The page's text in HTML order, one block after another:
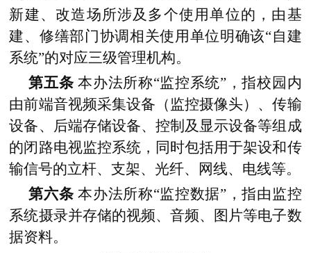
新建、改造场所涉及多个使用单位的，由基
建、修缮部门协调相关使用单位明确该“自建
系统”的对应三级管理机构。
第五条 本办法所称“监控系统”，指校园内
由前端音视频采集设备（监控摄像头）、传输
设备、后端存储设备、控制及显示设备等组成
的闭路电视监控系统，同时包括用于架设和传
输信号的立杆、支架、光纤、网线、电线等。
第六条 本办法所称“监控数据”，指由监控
系统摄录并存储的视频、音频、图片等电子数
据资料。